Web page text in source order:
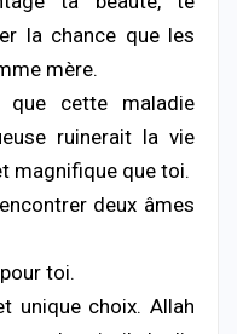
la chance que les
mère.
que cette maladie
ruinerait la vie
magnifique que toi.
deux âmes
toi.
unique choix. Allah